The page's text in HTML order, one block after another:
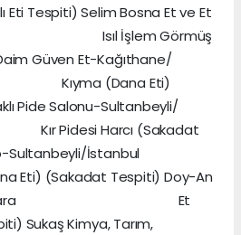
Eti Tespiti) Selim Bosna Et ve Et
Isıl İşlem Görmüş
Güven Et-Kağıthane/
(Dana Eti)
Pide Salonu-Sultanbeyli/
Harcı (Sakadat
Sultanbeyli/İstanbul
(Sakadat Tespiti) Doy-An
Ankara Et
Sukaş Kimya, Tarım,